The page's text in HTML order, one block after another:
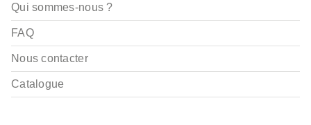
Qui sommes-nous ?
FAQ
Nous contacter
Catalogue